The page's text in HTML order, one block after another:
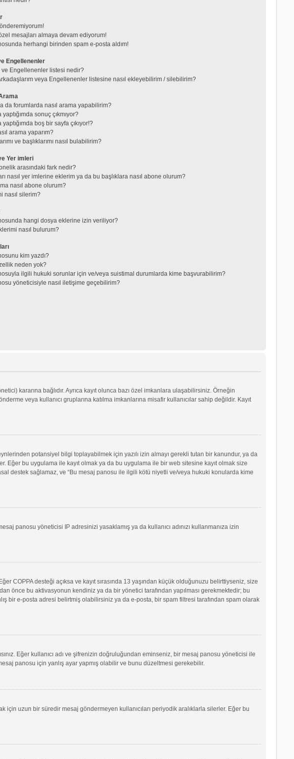
mesajları almaya devam ediyorum!
herhangi birinden spam e-posta aldım!
Engellenenler
ve Engellenenler listesi nedir?
Arkadaşlarım veya Engellenenler listesine nasıl ekleyebilirim / silebilirim?
da forumlarda nasıl arama yapabilirim?
sonuç çıkmıyor?
boş bir sayfa çıkıyor!?
arama yaparım?
ve başlıklarımı nasıl bulabilirim?
Yer imleri
arasındaki fark nedir?
nasıl yer imlerine eklerim ya da bu başlıklara nasıl abone olurum?
nasıl abone olurum?
nasıl silerim?
hangi dosya eklerine izin veriliyor?
nasıl bulurum?
kim yazdı?
neden yok?
ilgili hukuki sorunlar için ve/veya suistimal durumlarda kime başvurabilirim?
yöneticisiyle nasıl iletişime geçebilirim?
kararına bağlıdır. Ayrıca kayıt olunca bazı özel imkanlara ulaşabilirsiniz. Örneğin
veya kullanıcı gruplarına katılma imkanlarına misafir kullanıcılar sahip değildir. Kayıt
potansiyel bilgi toplayabilmek için yazılı izin almayı gerekli tutan bir kanundur, ya da
bu uygulama ile kayıt olmak ya da bu uygulama ile bir web sitesine kayıt olmak size
destek sağlamaz, ve “Bu mesaj panosu ile ilgili kötü niyetli ve/veya hukuki konularda kime
panosu yöneticisi IP adresinizi yasaklamış ya da kullanıcı adınızı kullanmanıza izin
COPPA desteği açıksa ve kayıt sırasında 13 yaşından küçük olduğunuzu belirttiyseniz, size
önce bu aktivasyonun kendiniz ya da bir yönetici tarafından yapılması gerekmektedir; bu
bir e-posta adresi belirtmiş olabilirsiniz ya da e-posta, bir spam filtresi tarafından spam olarak
Eğer kullanıcı adı ve şifrenizin doğruluğundan eminseniz, bir mesaj panosu yöneticisi ile
panosu için yanlış ayar yapmış olabilir ve bunu düzeltmesi gerekebilir.
için uzun bir süredir mesaj göndermeyen kullanıcıları periyodik aralıklarla silerler. Eğer bu